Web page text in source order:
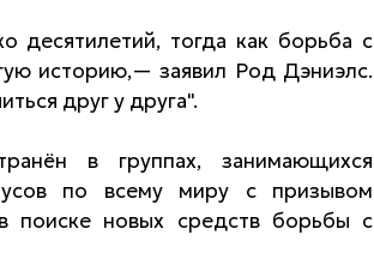
десятилетий, тогда как борьба с
историю,— заявил Род Дэниэлс.
друг у друга".
в группах, занимающихся
по всему миру с призывом
новых средств борьбы с